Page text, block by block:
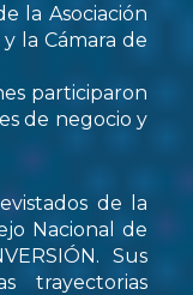
la Asociación
la Cámara de
participaron
de negocio y
de la
Nacional de
Sus
trayectorias